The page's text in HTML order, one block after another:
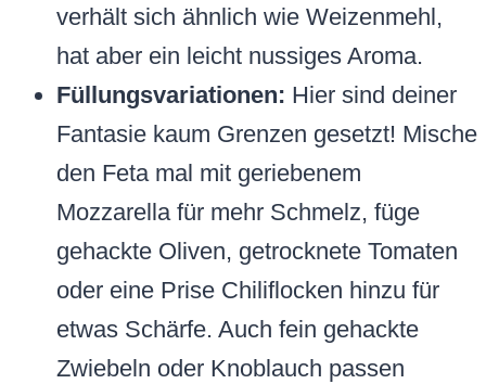
verhält sich ähnlich wie Weizenmehl,
hat aber ein leicht nussiges Aroma.
Füllungsvariationen: Hier sind deiner
Fantasie kaum Grenzen gesetzt! Mische
den Feta mal mit geriebenem
Mozzarella für mehr Schmelz, füge
gehackte Oliven, getrocknete Tomaten
oder eine Prise Chiliflocken hinzu für
etwas Schärfe. Auch fein gehackte
Zwiebeln oder Knoblauch passen